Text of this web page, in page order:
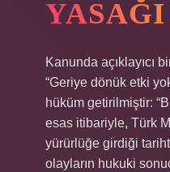
Kanunda açıklayıcı
“Geriye dönük etki
hüküm getirilmiştir:
esas itibariyle, Türk
yürürlüğe girdiği
olayların hukuki